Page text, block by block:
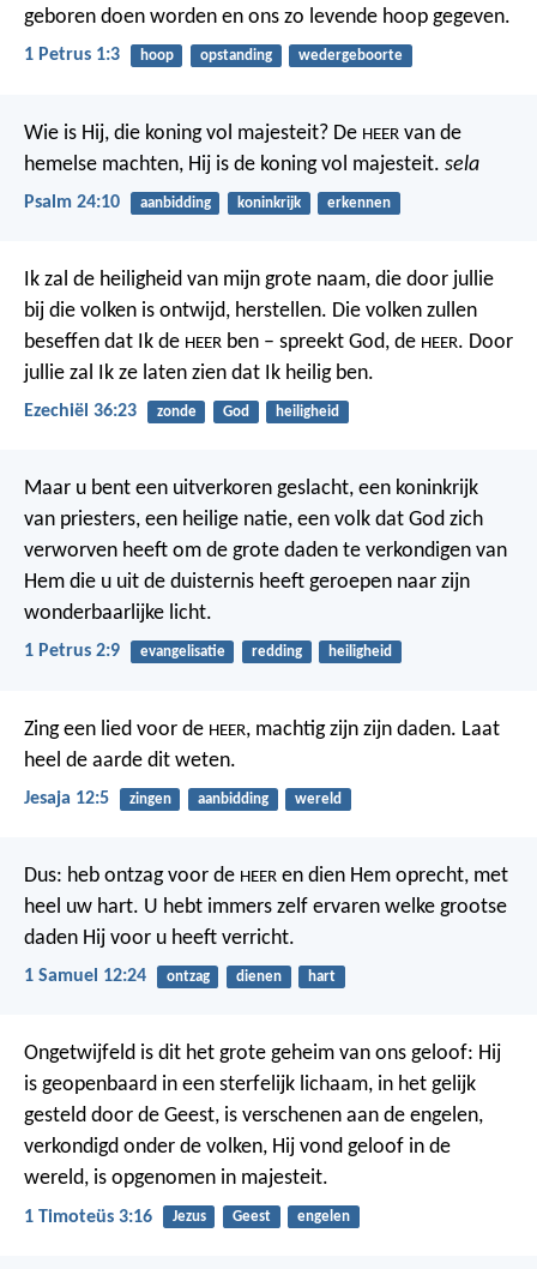
geboren doen worden en ons zo levende hoop gegeven.
1 Petrus 1:3 hoop opstanding wedergeboorte
Wie is Hij, die koning vol majesteit? De HEER van de
hemelse machten, Hij is de koning vol majesteit. sela
Psalm 24:10 aanbidding koninkrijk erkennen
Ik zal de heiligheid van mijn grote naam, die door jullie
bij die volken is ontwijd, herstellen. Die volken zullen
beseffen dat Ik de HEER ben – spreekt God, de HEER. Door
jullie zal Ik ze laten zien dat Ik heilig ben.
Ezechiël 36:23 zonde God heiligheid
Maar u bent een uitverkoren geslacht, een koninkrijk
van priesters, een heilige natie, een volk dat God zich
verworven heeft om de grote daden te verkondigen van
Hem die u uit de duisternis heeft geroepen naar zijn
wonderbaarlijke licht.
1 Petrus 2:9 evangelisatie redding heiligheid
Zing een lied voor de HEER, machtig zijn zijn daden. Laat
heel de aarde dit weten.
Jesaja 12:5 zingen aanbidding wereld
Dus: heb ontzag voor de HEER en dien Hem oprecht, met
heel uw hart. U hebt immers zelf ervaren welke grootse
daden Hij voor u heeft verricht.
1 Samuel 12:24 ontzag dienen hart
Ongetwijfeld is dit het grote geheim van ons geloof: Hij
is geopenbaard in een sterfelijk lichaam, in het gelijk
gesteld door de Geest, is verschenen aan de engelen,
verkondigd onder de volken, Hij vond geloof in de
wereld, is opgenomen in majesteit.
1 Timoteüs 3:16 Jezus Geest engelen